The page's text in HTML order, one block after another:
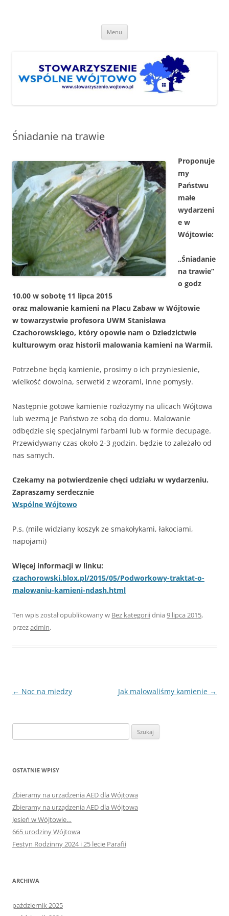
Wójtowo"
Menu
Śniadanie na trawie
Proponuje
my
Państwu
małe
wydarzeni
e w
Wójtowie:
„Śniadanie
na trawie”
o godz
10.00 w sobotę 11 lipca 2015
oraz malowanie kamieni na Placu Zabaw w Wójtowie
w towarzystwie profesora UWM Stanisława
Czachorowskiego, który opowie nam o Dziedzictwie
kulturowym oraz historii malowania kamieni na Warmii.
Potrzebne będą kamienie, prosimy o ich przyniesienie,
wielkość dowolna, serwetki z wzorami, inne pomysły.
Następnie gotowe kamienie rozłożymy na ulicach Wójtowa
lub wezmą je Państwo ze sobą do domu. Malowanie
odbędzie się specjalnymi farbami lub w formie decupage.
Przewidywany czas około 2-3 godzin, będzie to zależało od
nas samych.
Czekamy na potwierdzenie chęci udziału w wydarzeniu.
Zapraszamy serdecznie
Wspólne Wójtowo
P.s. (mile widziany koszyk ze smakołykami, łakociami,
napojami)
Więcej informacji w linku:
czachorowski.blox.pl/2015/05/Podworkowy-traktat-o-
malowaniu-kamieni-ndash.html
Ten wpis został opublikowany w Bez kategoriidnia 9 lipca 2015,
przezadmin.
Nawigacja
← Noc na miedzy Jak malowaliśmy kamienie →
OSTATNIE WPISY
Zbieramy na urządzenia AED dla Wójtowa
Zbieramy na urządzenia AED dla Wójtowa
Jesień w Wójtowie…
665 urodziny Wójtowa
Festyn Rodzinny 2024 i 25 lecie Parafii
ARCHIWA
październik 2025